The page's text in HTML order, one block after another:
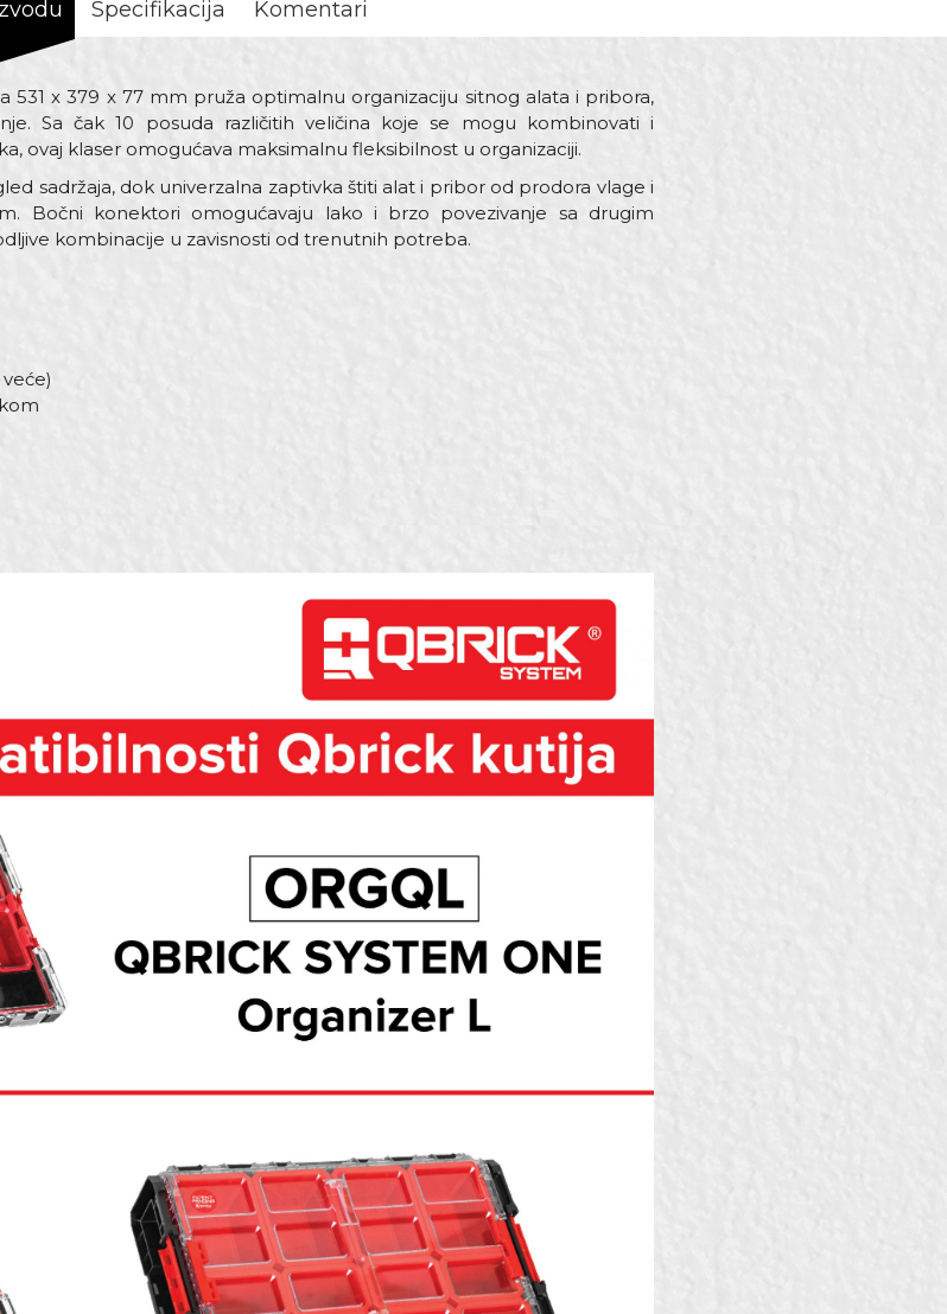
Specifikacija Komentari
531 x 379 x 77 mm pruža optimalnu organizaciju sitnog alata i pribora,
Sa čak 10 posuda različitih veličina koje se mogu kombinovati i
ovaj klaser omogućava maksimalnu fleksibilnost u organizaciji.
sadržaja, dok univerzalna zaptivka štiti alat i pribor od prodora vlage i
Bočni konektori omogućavaju lako i brzo povezivanje sa drugim
kombinacije u zavisnosti od trenutnih potreba.